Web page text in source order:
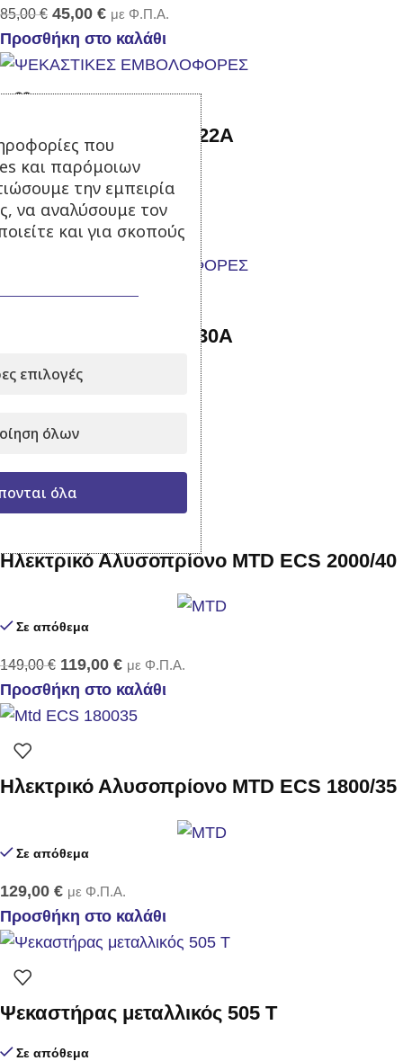
85,00€ 45,00 € με Φ.Π.Α.
Προσθήκη στο καλάθι
Αντλία Ψεκασμού FT-22Α
Σε απόθεμα
75,00€ με Φ.Π.Α.
Προσθήκη στο καλάθι
Αντλία ψεκασμού FT-30Α
Σε απόθεμα
Προσθήκη στο καλάθι
-20%
Ηλεκτρικό Αλυσοπρίονο MTD ECS 2000/40
Σε απόθεμα
149,00€ 119,00 € με Φ.Π.Α.
Προσθήκη στο καλάθι
Ηλεκτρικό Αλυσοπρίονο MTD ECS 1800/35
Σε απόθεμα
129,00 € με Φ.Π.Α.
Προσθήκη στο καλάθι
Ψεκαστήρας μεταλλικός 505 T
Σε απόθεμα
που
και παρόμοιων
την εμπειρία
να αναλύσουμε τον
και για σκοπούς
επιλογές
όλων
όλα